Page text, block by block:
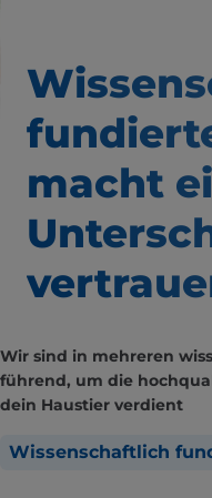
macht
Wir sind in mehreren
führend, um die
dein Haustier verdient
Wissenschaftlich